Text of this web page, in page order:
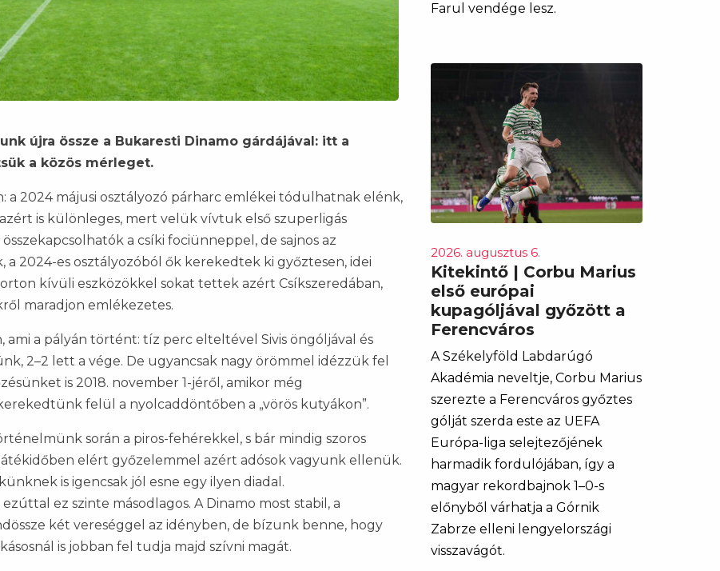
újra össze a Bukaresti Dinamo gárdájával: itt a
a közös mérleget.
a 2024 májusi osztályozó párharc emlékei tódulhatnak elénk,
is különleges, mert velük vívtuk első szuperligás
a csíki fociünneppel, de sajnos az
2024-es osztályozóból ők kerekedtek ki győztesen, idei
kívüli eszközökkel sokat tettek azért Csíkszeredában,
maradjon emlékezetes.
ami a pályán történt: tíz perc elteltével Sivis öngóljával és
2–2 lett a vége. De ugyancsak nagy örömmel idézzük fel
is 2018. november 1-jéről, amikor még
felül a nyolcaddöntőben a „vörös kutyákon”.
során a piros-fehérekkel, s bár mindig szoros
elért győzelemmel azért adósok vagyunk ellenük.
is igencsak jól esne egy ilyen diadal.
ez szinte másodlagos. A Dinamo most stabil, a
két vereséggel az idényben, de bízunk benne, hogy
is jobban fel tudja majd szívni magát.
Farul vendége lesz.
2026. augusztus 6.
Kitekintő | Corbu Marius
első európai
kupagóljával győzött a
Ferencváros
A Székelyföld Labdarúgó
Akadémia neveltje, Corbu Marius
szerezte a Ferencváros győztes
gólját szerda este az UEFA
Európa-liga selejtezőjének
harmadik fordulójában, így a
magyar rekordbajnok 1–0-s
előnyből várhatja a Górnik
Zabrze elleni lengyelországi
visszavágót.